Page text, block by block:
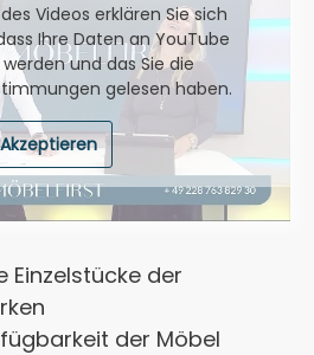
Videos erklären Sie sich
Ihre Daten an YouTube
und das Sie die
gelesen haben.
Akzeptieren
Einzelstücke der
der Möbel